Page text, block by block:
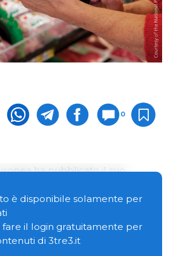
0
ha pubblicato il suo
di informazioni tra gli Stati
controlli ufficiali nella filiera
relazione analizza la Rete di
(ACN-Alert and Cooperation
è disponibile solamente per
fare il login gratuitamente per
di 3tre3.it